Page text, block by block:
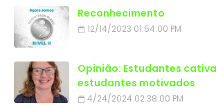
Reconhecimento
12/14/2023 01:54:00 PM
Opinião: Estudantes
estudantes motivados
4/24/2024 02:38:00 PM